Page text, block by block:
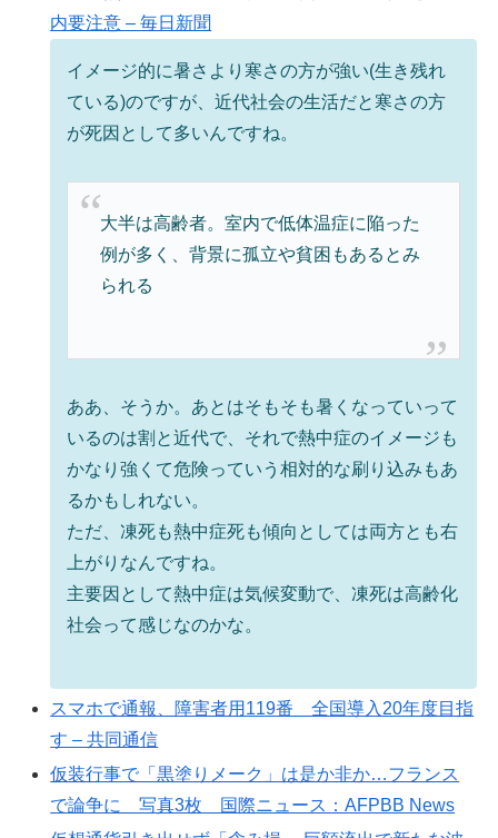
内要注意 – 毎日新聞
イメージ的に暑さより寒さの方が強い(生き残れ
ている)のですが、近代社会の生活だと寒さの方
が死因として多いんですね。
大半は高齢者。室内で低体温症に陥った
例が多く、背景に孤立や貧困もあるとみ
られる
ああ、そうか。あとはそもそも暑くなっていって
いるのは割と近代で、それで熱中症のイメージも
かなり強くて危険っていう相対的な刷り込みもあ
るかもしれない。
ただ、凍死も熱中症死も傾向としては両方とも右
上がりなんですね。
主要因として熱中症は気候変動で、凍死は高齢化
社会って感じなのかな。
スマホで通報、障害者用119番 全国導入20年度目指
す – 共同通信
仮装行事で「黒塗りメーク」は是か非か…フランス
で論争に 写真3枚 国際ニュース：AFPBB News